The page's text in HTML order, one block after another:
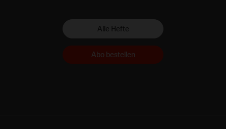
Alle Hefte
Abo bestellen